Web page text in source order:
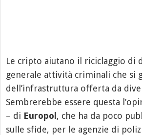
Le cripto aiutano il riciclaggio di
generale attività criminali che si
dell’infrastruttura offerta da
Sembrerebbe essere questa
– di Europol , che ha da poco
sulle sfide, per le agenzie di